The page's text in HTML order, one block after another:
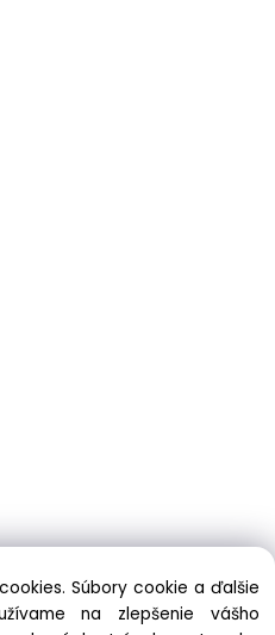
Súbory cookie a ďalšie
na zlepšenie vášho